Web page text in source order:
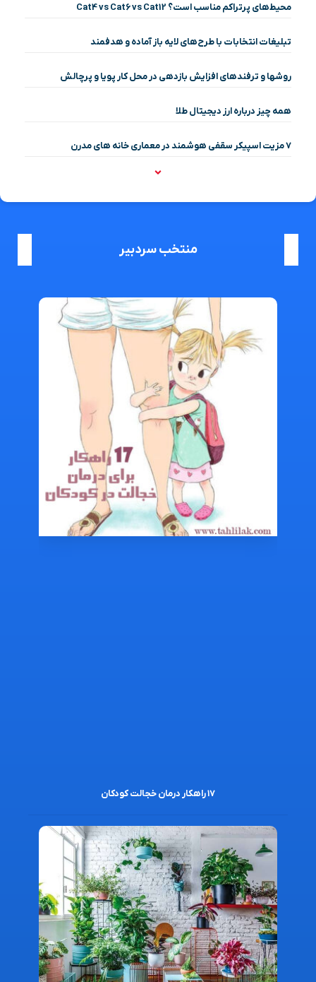
محیط‌های پرتراکم مناسب است؟ Cat4 vs Cat6 vs Cat12
تبلیغات انتخابات با طرح‌های لایه باز آماده و هدفمند
روشها و ترفندهای افزایش بازدهی در محل کار پویا و پرچالش
همه چیز درباره ارز دیجیتال طلا
۷ مزیت اسپیکر سقفی هوشمند در معماری خانه‌ های مدرن
منتخب سردبیر
۱۷ راهکار درمان خجالت کودکان